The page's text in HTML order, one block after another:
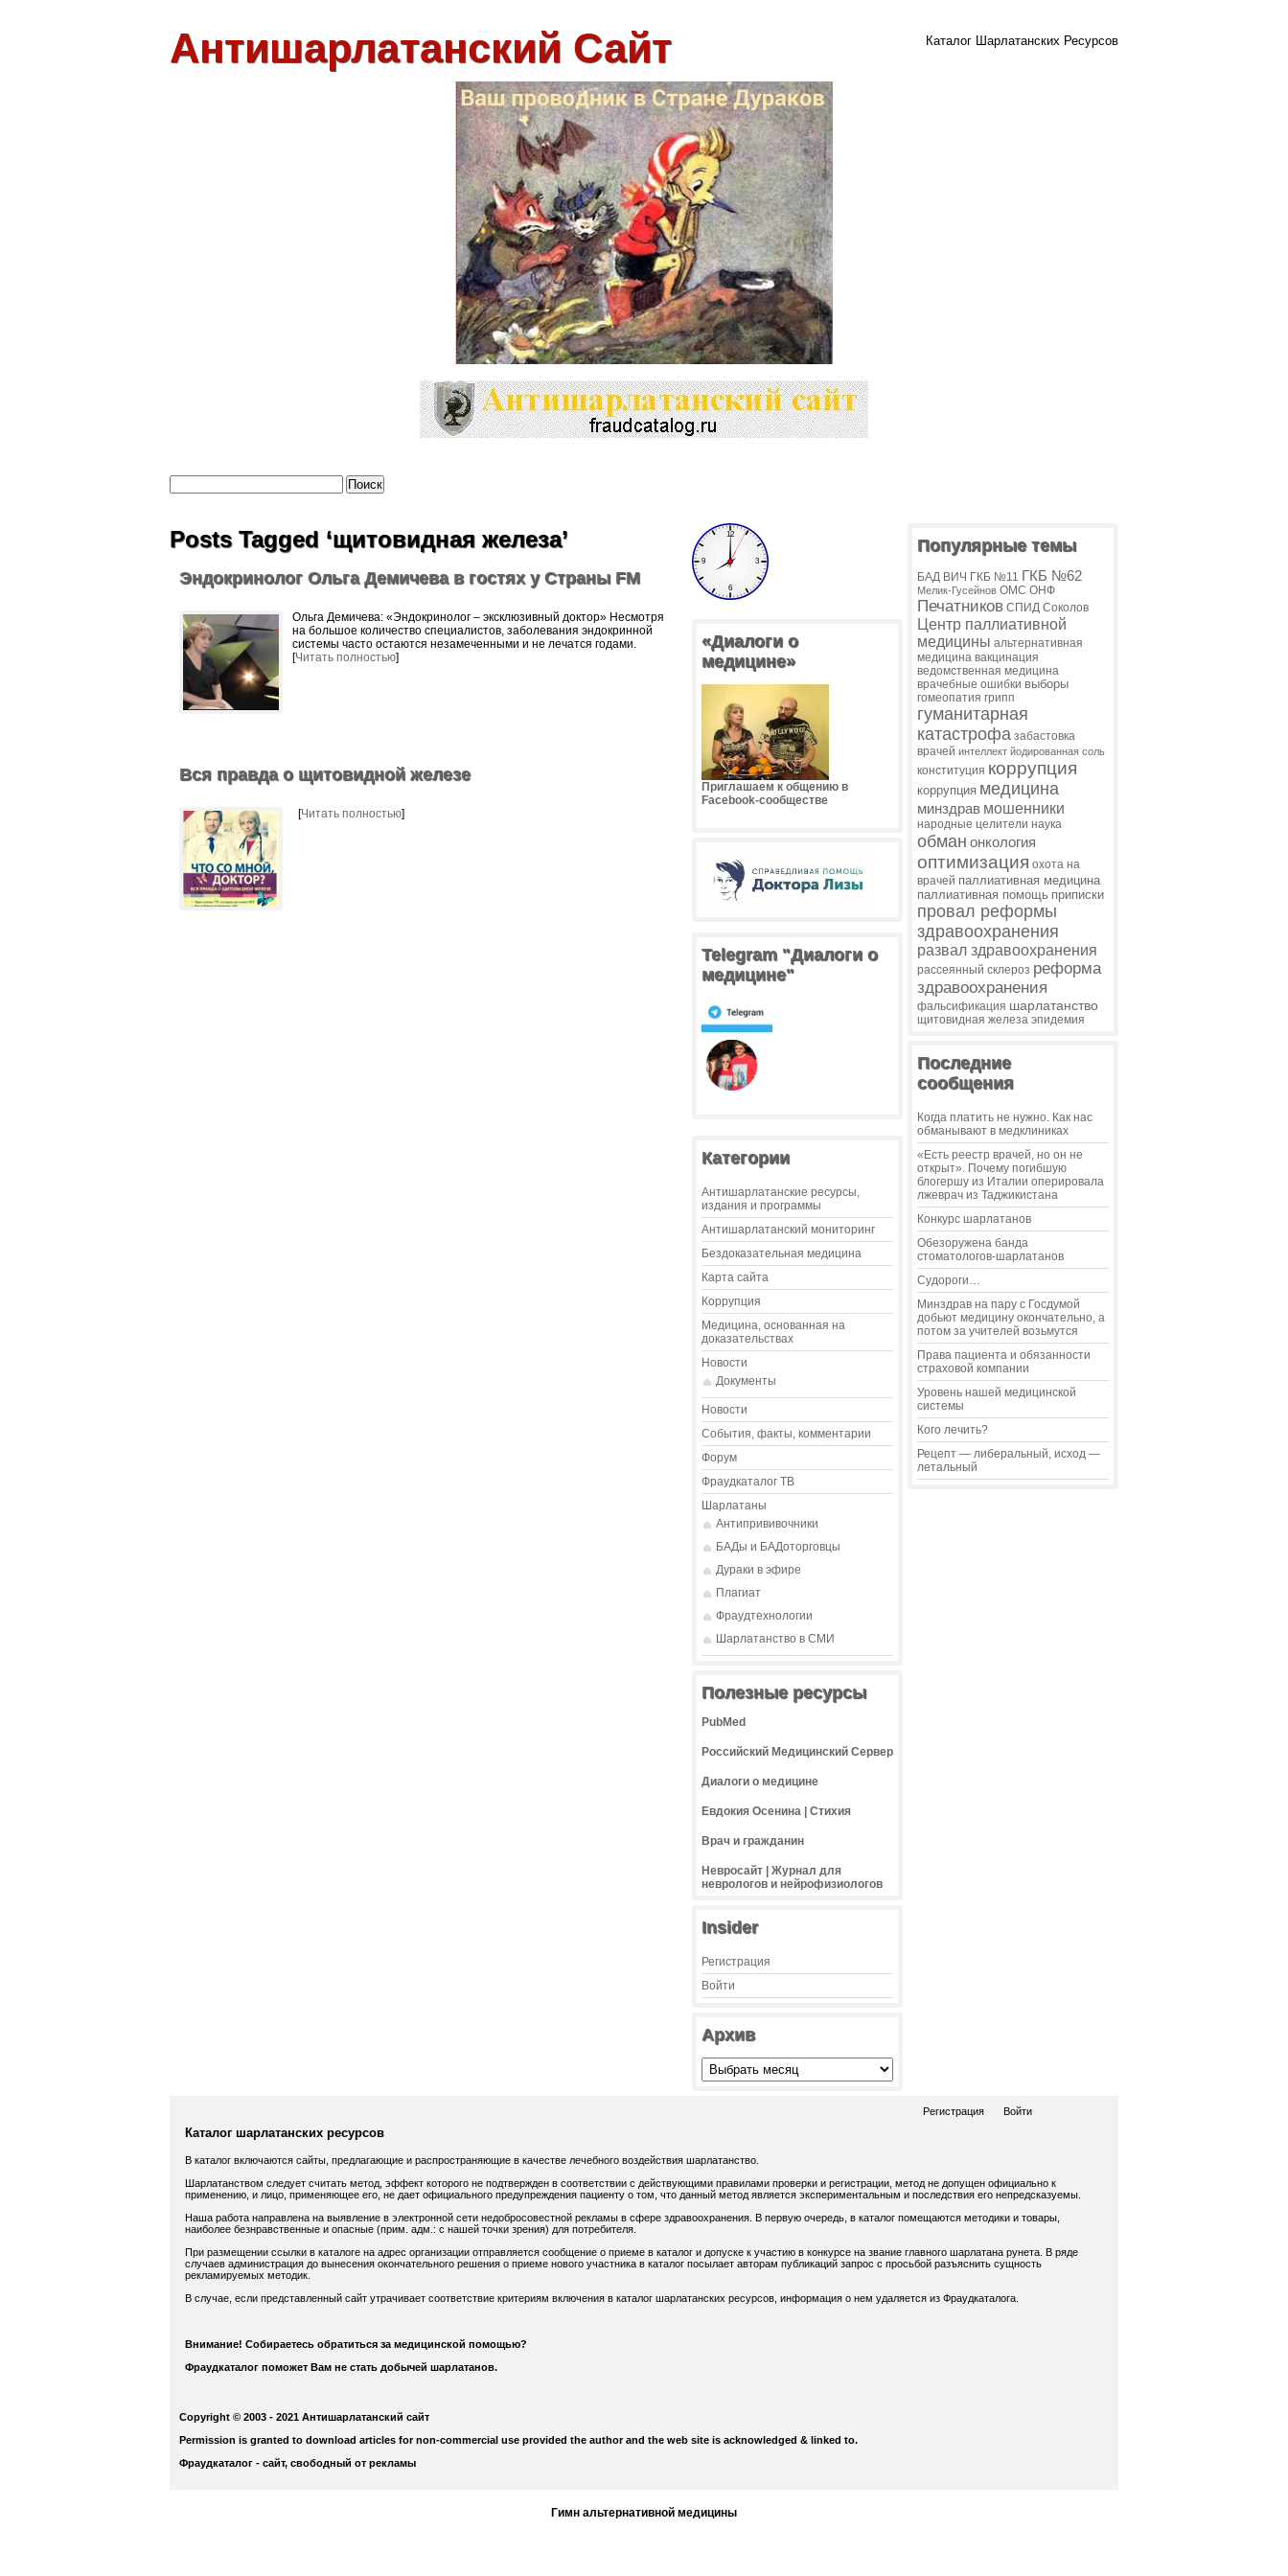
Антишарлатанский Сайт Каталог Шарлатанских Ресурсов
Posts Tagged ‘щитовидная железа’
Эндокринолог Ольга Демичева в гостях у Страны FM
Ольга Демичева: «Эндокринолог – эксклюзивный доктор» Несмотря
на большое количество специалистов, заболевания эндокринной
системы часто остаются незамеченными и не лечатся годами.
[Читать полностью]
Вся правда о щитовидной железе
[Читать полностью]
«Диалоги о
медицине»
Приглашаем к общению в
Facebook-сообществе
Telegram "Диалоги о
медицине"
Категории
Антишарлатанские ресурсы,
издания и программы
Антишарлатанский мониторинг
Бездоказательная медицина
Карта сайта
Коррупция
Медицина, основанная на
доказательствах
Новости
Документы
Новости
События, факты, комментарии
Форум
Фраудкаталог ТВ
Шарлатаны
Антипрививочники
БАДы и БАДоторговцы
Дураки в эфире
Плагиат
Фраудтехнологии
Шарлатанство в СМИ
Полезные ресурсы
PubMed
Российский Медицинский Сервер
Диалоги о медицине
Евдокия Осенина | Стихия
Врач и гражданин
Невросайт | Журнал для
неврологов и нейрофизиологов
Insider
Регистрация
Войти
Архив
Популярные темы
БАД ВИЧ ГКБ №11 ГКБ №62
Мелик-Гусейнов ОМС ОНФ
Печатников СПИД Соколов
Центр паллиативной
медицины альтернативная
медицина вакцинация
ведомственная медицина
врачебные ошибки выборы
гомеопатия грипп
гуманитарная
катастрофа забастовка
врачей интеллект йодированная соль
конституция коррупция
коррупция медицина
минздрав мошенники
народные целители наука
обман онкология
оптимизация охота на
врачей паллиативная медицина
паллиативная помощь приписки
провал реформы
здравоохранения
развал здравоохранения
рассеянный склероз реформа
здравоохранения
фальсификация шарлатанство
щитовидная железа эпидемия
Последние
сообщения
Когда платить не нужно. Как нас
обманывают в медклиниках
«Есть реестр врачей, но он не
открыт». Почему погибшую
блогершу из Италии оперировала
лжеврач из Таджикистана
Конкурс шарлатанов
Обезоружена банда
стоматологов-шарлатанов
Судороги…
Минздрав на пару с Госдумой
добьют медицину окончательно, а
потом за учителей возьмутся
Права пациента и обязанности
страховой компании
Уровень нашей медицинской
системы
Кого лечить?
Рецепт — либеральный, исход —
летальный
Регистрация Войти
Каталог шарлатанских ресурсов
В каталог включаются сайты, предлагающие и распространяющие в качестве лечебного воздействия шарлатанство.
Шарлатанством следует считать метод, эффект которого не подтвержден в соответствии с действующими правилами проверки и регистрации, метод не допущен официально к
применению, и лицо, применяющее его, не дает официального предупреждения пациенту о том, что данный метод является экспериментальным и последствия его непредсказуемы.
Наша работа направлена на выявление в электронной сети недобросовестной рекламы в сфере здравоохранения. В первую очередь, в каталог помещаются методики и товары,
наиболее безнравственные и опасные (прим. адм.: с нашей точки зрения) для потребителя.
При размещении ссылки в каталоге на адрес организации отправляется сообщение о приеме в каталог и допуске к участию в конкурсе на звание главного шарлатана рунета. В ряде
случаев администрация до вынесения окончательного решения о приеме нового участника в каталог посылает авторам публикаций запрос с просьбой разъяснить сущность
рекламируемых методик.
В случае, если представленный сайт утрачивает соответствие критериям включения в каталог шарлатанских ресурсов, информация о нем удаляется из Фраудкаталога.
Внимание! Собираетесь обратиться за медицинской помощью?
Фраудкаталог поможет Вам не стать добычей шарлатанов.
Copyright © 2003 - 2021 Антишарлатанский сайт
Permission is granted to download articles for non-commercial use provided the author and the web site is acknowledged & linked to.
Фраудкаталог - сайт, свободный от рекламы
Гимн альтернативной медицины